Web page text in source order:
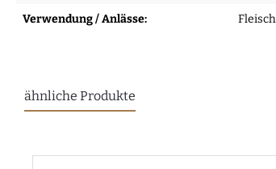
Verwendung / Anlässe: Fleisch
ähnliche Produkte